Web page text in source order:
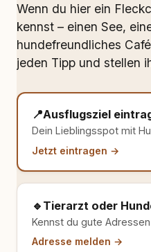
Wenn du hier ein
kennst – einen See,
hundefreundliches
jeden Tipp und stellen
📍Ausflugsziel
Dein Lieblingsspot mit
Jetzt eintragen →
🔹 Tierarzt oder
Kennst du gute
Adresse melden →